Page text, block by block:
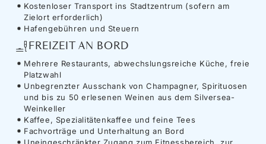
Kostenloser Transport ins Stadtzentrum (sofern am
Zielort erforderlich)
Hafengebühren und Steuern
FREIZEIT AN BORD
Mehrere Restaurants, abwechslungsreiche Küche, freie
Platzwahl
Unbegrenzter Ausschank von Champagner, Spirituosen
und bis zu 50 erlesenen Weinen aus dem Silversea-
Weinkeller
Kaffee, Spezialitätenkaffee und feine Tees
Fachvorträge und Unterhaltung an Bord
Uneingeschränkter Zugang zum Fitnessbereich, zur